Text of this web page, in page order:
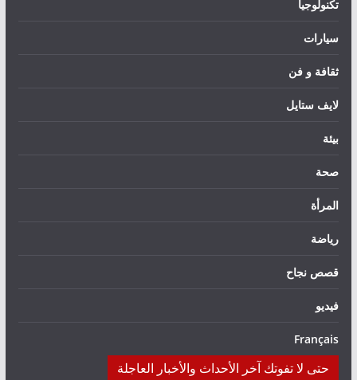
تكنولوجيا
سيارات
ثقافة و فن
لايف ستايل
بيئة
صحة
المرأة
رياضة
قصص نجاح
فيديو
Français
حتى لا تفوتك آخر الأحداث والأخبار العاجلة